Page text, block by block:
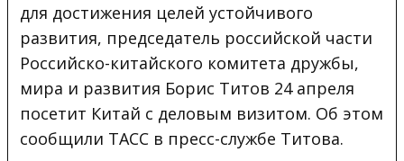
для достижения целей устойчивого
развития, председатель российской части
Российско-китайского комитета дружбы,
мира и развития Борис Титов 24 апреля
посетит Китай с деловым визитом. Об этом
сообщили ТАСС в пресс-службе Титова.